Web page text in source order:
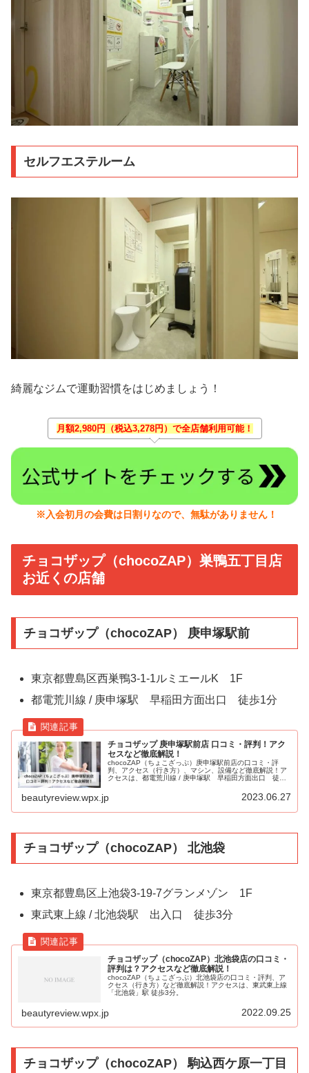
セルフエステルーム
綺麗なジムで運動習慣をはじめましょう！
月額2,980円（税込3,278円）で全店舗利用可能！
※入会初月の会費は日割りなので、無駄がありません！
チョコザップ（chocoZAP）巣鴨五丁目店
お近くの店舗
チョコザップ（chocoZAP） 庚申塚駅前
東京都豊島区西巣鴨3-1-1ルミエールK 1F
都電荒川線 / 庚申塚駅 早稲田方面出口 徒歩1分
チョコザップ 庚申塚駅前店 口コミ・評判！アク
セスなど徹底解説！
chocoZAP（ちょこざっぷ）庚申塚駅前店の口コミ・評
判、アクセス（行き方）、マシン、設備など徹底解説！ア
クセスは、都電荒川線 / 庚申塚駅 早稲田方面出口 徒歩1
beautyreview.wpx.jp 2023.06.27
チョコザップ（chocoZAP） 北池袋
東京都豊島区上池袋3-19-7グランメゾン 1F
東武東上線 / 北池袋駅 出入口 徒歩3分
チョコザップ（chocoZAP）北池袋店の口コミ・
評判は？アクセスなど徹底解説！
chocoZAP（ちょこざっぷ）北池袋店の口コミ・評判、ア
クセス（行き方）など徹底解説！アクセスは、東武東上線
「北池袋」駅 徒歩3分。
beautyreview.wpx.jp 2022.09.25
チョコザップ（chocoZAP） 駒込西ケ原一丁目